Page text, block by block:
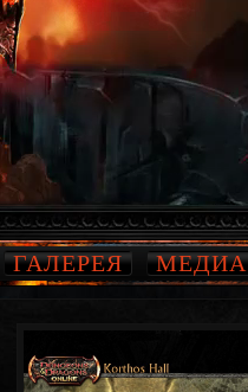
ГАЛЕРЕЯ МЕДИА